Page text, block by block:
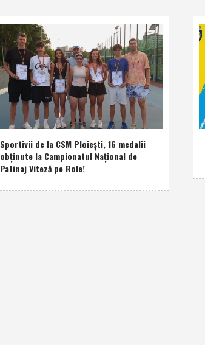
Sportivii de la CSM Ploieşti, 16 medalii
obţinute la Campionatul Naţional de
Patinaj Viteză pe Role!